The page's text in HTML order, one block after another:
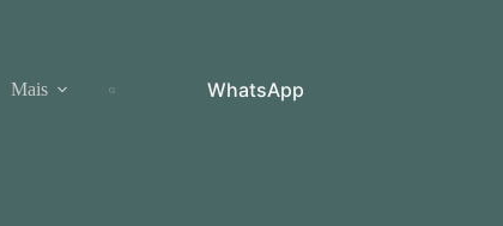
Mais WhatsApp